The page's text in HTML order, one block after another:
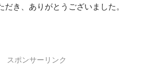
だき、ありがとうございました。
スポンサーリンク